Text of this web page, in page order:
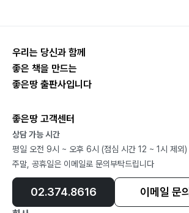
우리는 당신과 함께
좋은 책을 만드는
좋은땅 출판사입니다
좋은땅 고객센터
상담 가능 시간
평일 오전 9시 ~ 오후 6시 (점심 시간 12 ~ 1시 제외)
주말, 공휴일은 이메일로 문의부탁드립니다
02.374.8616 이메일 문의